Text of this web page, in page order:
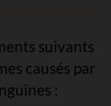
suivants
causés par
: